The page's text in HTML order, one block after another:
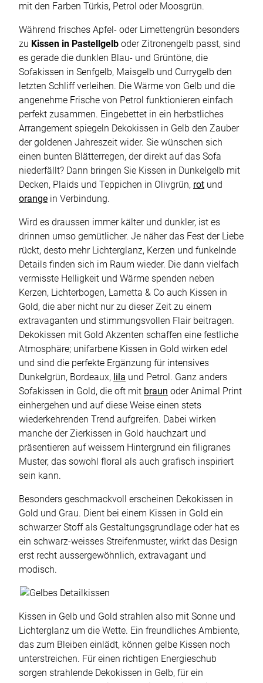
mit den Farben Türkis, Petrol oder Moosgrün.
Während frisches Apfel- oder Limettengrün besonders
zu Kissen in Pastellgelb oder Zitronengelb passt, sind
es gerade die dunklen Blau- und Grüntöne, die
Sofakissen in Senfgelb, Maisgelb und Currygelb den
letzten Schliff verleihen. Die Wärme von Gelb und die
angenehme Frische von Petrol funktionieren einfach
perfekt zusammen. Eingebettet in ein herbstliches
Arrangement spiegeln Dekokissen in Gelb den Zauber
der goldenen Jahreszeit wider. Sie wünschen sich
einen bunten Blätterregen, der direkt auf das Sofa
niederfällt? Dann bringen Sie Kissen in Dunkelgelb mit
Decken, Plaids und Teppichen in Olivgrün, rot und
orange in Verbindung.
Wird es draussen immer kälter und dunkler, ist es
drinnen umso gemütlicher. Je näher das Fest der Liebe
rückt, desto mehr Lichterglanz, Kerzen und funkelnde
Details finden sich im Raum wieder. Die dann vielfach
vermisste Helligkeit und Wärme spenden neben
Kerzen, Lichterbogen, Lametta & Co auch Kissen in
Gold, die aber nicht nur zu dieser Zeit zu einem
extravaganten und stimmungsvollen Flair beitragen.
Dekokissen mit Gold Akzenten schaffen eine festliche
Atmosphäre; unifarbene Kissen in Gold wirken edel
und sind die perfekte Ergänzung für intensives
Dunkelgrün, Bordeaux, lila und Petrol. Ganz anders
Sofakissen in Gold, die oft mit braun oder Animal Print
einhergehen und auf diese Weise einen stets
wiederkehrenden Trend aufgreifen. Dabei wirken
manche der Zierkissen in Gold hauchzart und
präsentieren auf weissem Hintergrund ein filigranes
Muster, das sowohl floral als auch grafisch inspiriert
sein kann.
Besonders geschmackvoll erscheinen Dekokissen in
Gold und Grau. Dient bei einem Kissen in Gold ein
schwarzer Stoff als Gestaltungsgrundlage oder hat es
ein schwarz-weisses Streifenmuster, wirkt das Design
erst recht aussergewöhnlich, extravagant und
modisch.
Kissen in Gelb und Gold strahlen also mit Sonne und
Lichterglanz um die Wette. Ein freundliches Ambiente,
das zum Bleiben einlädt, können gelbe Kissen noch
unterstreichen. Für einen richtigen Energieschub
sorgen strahlende Dekokissen in Gelb, für ein